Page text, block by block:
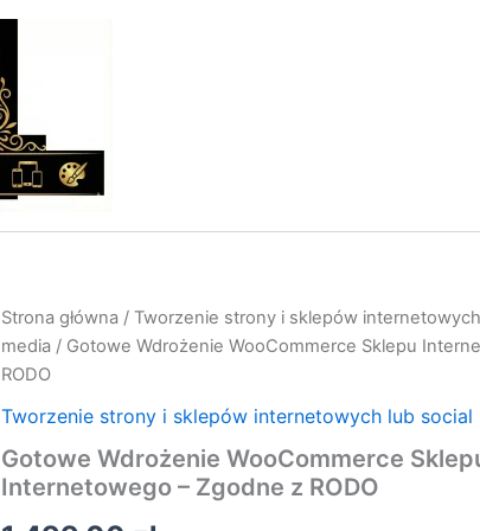
Strona główna / Tworzenie strony i sklepów
media / Gotowe Wdrożenie WooCommerce Sklepu
RODO
Tworzenie strony i sklepów internetowych lub social
Gotowe Wdrożenie WooCommerce
Internetowego – Zgodne z RODO
ilość
Gotowe
Wdrożenie
WooCommerce
Sklepu
–
Zgodne
RODO